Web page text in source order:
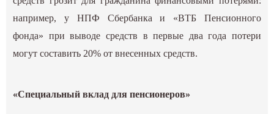
например, у НПФ Сбербанка и «ВТБ Пенсионного
фонда» при выводе средств в первые два года потери
могут составить 20% от внесенных средств.
«Специальный вклад для пенсионеров»